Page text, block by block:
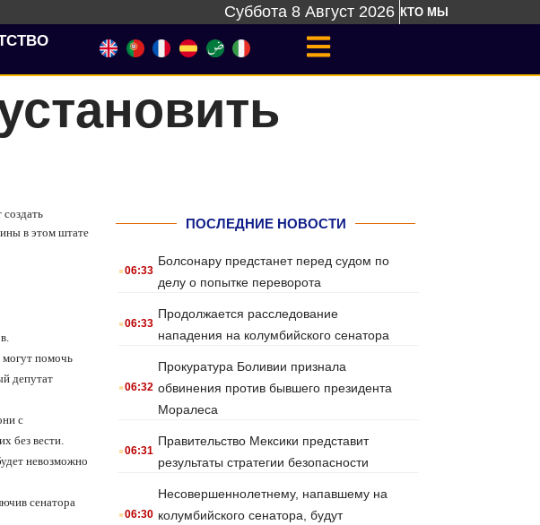
Суббота 8 Август 2026 КТО МЫ
в этом штате
помочь
депутат
с
без вести.
невозможно
сенатора
ПОСЛЕДНИЕ НОВОСТИ
.06:33
Болсонару предстанет перед судом по
делу о попытке переворота
.06:33
Продолжается расследование
нападения на колумбийского сенатора
.06:32
Прокуратура Боливии признала
обвинения против бывшего президента
Моралеса
.06:31
Правительство Мексики представит
результаты стратегии безопасности
.06:30
Несовершеннолетнему, напавшему на
колумбийского сенатора, будут